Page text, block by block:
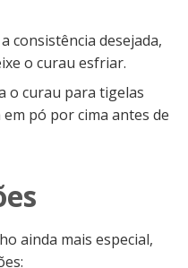
consistência desejada,
o curau esfriar.
o curau para tigelas
pó por cima antes de
ainda mais especial,